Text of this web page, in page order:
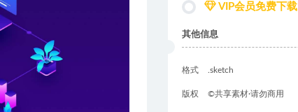
VIP会员免费下载
其他信息
格式 .sketch
版权 ©共享素材·请勿商用